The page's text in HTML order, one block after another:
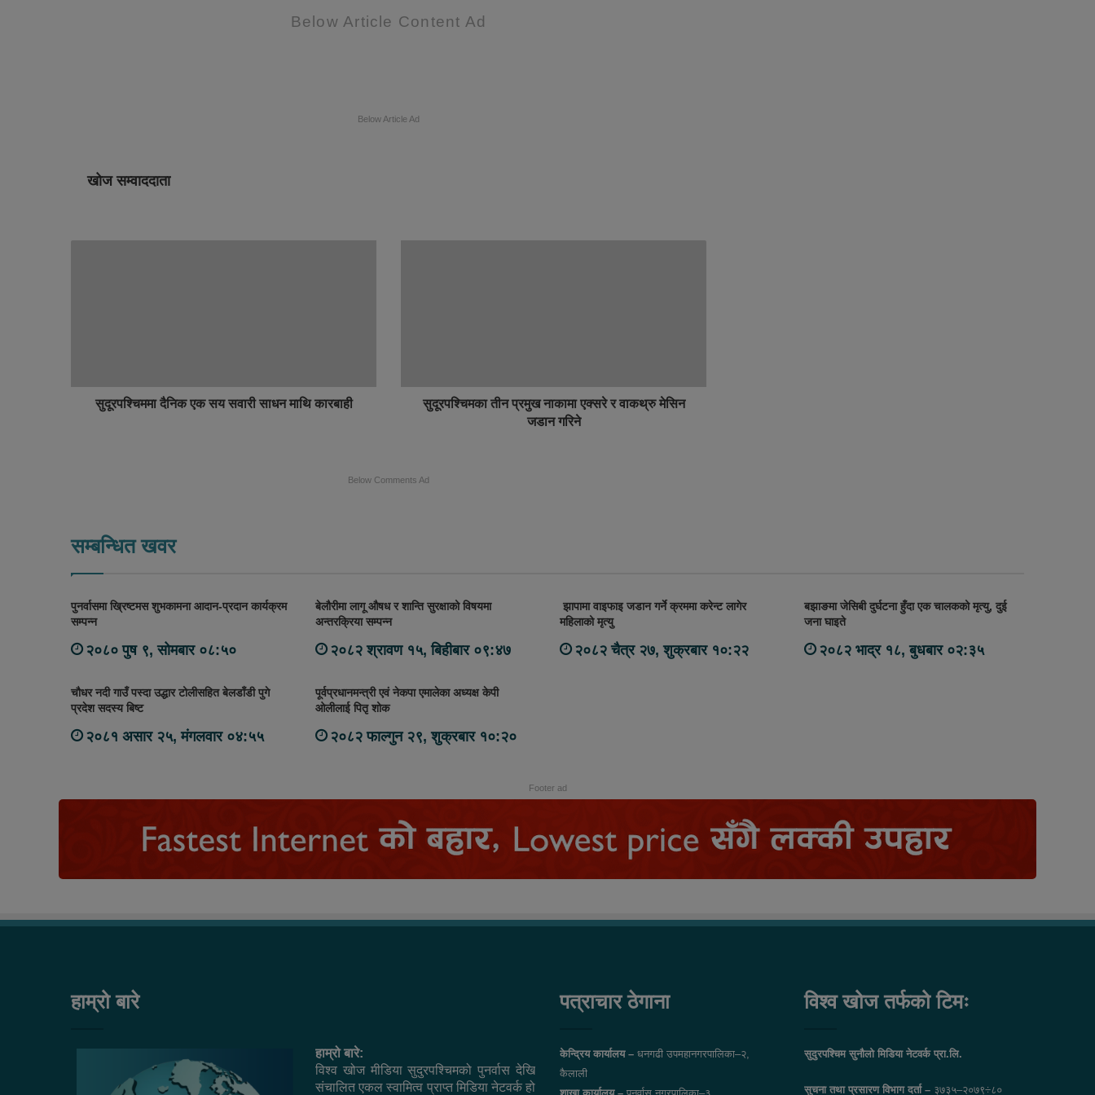
Below Article Content Ad
Below Article Ad
खोज सम्वाददाता
सुदूरपश्चिममा दैनिक एक सय सवारी साधन माथि कारबाही
सुदूरपश्चिमका तीन प्रमुख नाकामा एक्सरे र वाकथ्रु मेसिन
जडान गरिने
Below Comments Ad
सम्बन्धित खवर
पुनर्वासमा ख्रिष्टमस शुभकामना आदान-प्रदान कार्यक्रम
सम्पन्न
२०८० पुष ९, सोमबार ०८:५०
बेलौरीमा लागू औषध र शान्ति सुरक्षाको विषयमा
अन्तरक्रिया सम्पन्न
२०८२ श्रावण १५, बिहीबार ०९:४७
झापामा वाइफाइ जडान गर्ने क्रममा करेन्ट लागेर
महिलाको मृत्यु
२०८२ चैत्र २७, शुक्रबार १०:२२
बझाङमा जेसिबी दुर्घटना हुँदा एक चालकको मृत्यु, दुई
जना घाइते
२०८२ भाद्र १८, बुधबार ०२:३५
चौधर नदी गाउँ पस्दा उद्धार टोलीसहित बेलडाँडी पुगे
प्रदेश सदस्य बिष्ट
२०८१ असार २५, मंगलवार ०४:५५
पूर्वप्रधानमन्त्री एवं नेकपा एमालेका अध्यक्ष केपी
ओलीलाई पितृ शोक
२०८२ फाल्गुन २९, शुक्रबार १०:२०
Footer ad
हाम्रो बारे
हाम्रो बारे:
विश्व खोज मीडिया सुदुरपश्चिमको पुनर्वास देखि
संचालित एकल स्वामित्व प्राप्त मिडिया नेटवर्क हो
पत्राचार ठेगाना
केन्द्रिय कार्यालय – धनगढी उपमहानगरपालिका–२,
कैलाली
विश्व खोज तर्फको टिमः
सुदुरपश्चिम सुनौलो मिडिया नेटवर्क प्रा.लि.
सुचना तथा प्रसारण विभाग दर्ता – ३७३५–२०७९÷८०